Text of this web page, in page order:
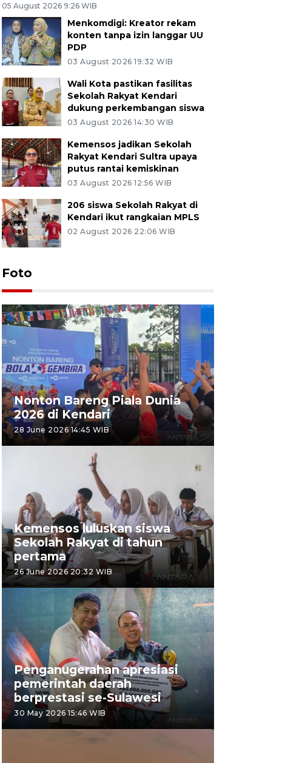
05 August 2026 9:26 WIB
Menkomdigi: Kreator rekam
konten tanpa izin langgar UU
PDP
03 August 2026 19:32 WIB
Wali Kota pastikan fasilitas
Sekolah Rakyat Kendari
dukung perkembangan siswa
03 August 2026 14:30 WIB
Kemensos jadikan Sekolah
Rakyat Kendari Sultra upaya
putus rantai kemiskinan
03 August 2026 12:56 WIB
206 siswa Sekolah Rakyat di
Kendari ikut rangkaian MPLS
02 August 2026 22:06 WIB
Foto
Nonton Bareng Piala Dunia
2026 di Kendari
28 June 2026 14:45 WIB
Kemensos luluskan siswa
Sekolah Rakyat di tahun
pertama
26 June 2026 20:32 WIB
Penganugerahan apresiasi
pemerintah daerah
berprestasi se-Sulawesi
30 May 2026 15:46 WIB